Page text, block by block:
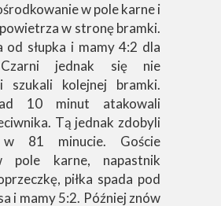
w pole karne i
w stronę bramki.
od słupka i mamy 4:2 dla
jednak się nie
szukali kolejnej bramki.
10 minut atakowali
Tą jednak zdobyli
w 81 minucie. Goście
pole karne, napastnik
piłka spada pod
i mamy 5:2. Później znów